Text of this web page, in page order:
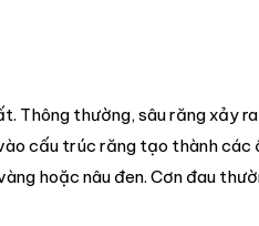
Thông thường, sâu răng
cấu trúc răng tạo thành các
hoặc nâu đen. Cơn đau